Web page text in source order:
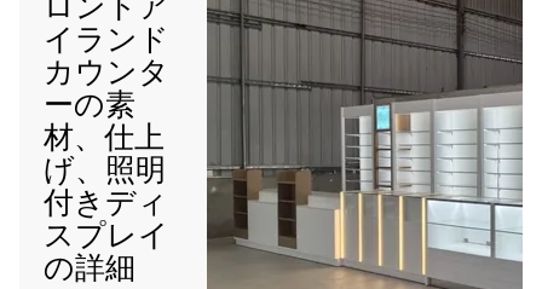
イランド
カウンタ
ーの素
材、仕上
げ、照明
付きディ
スプレイ
の詳細